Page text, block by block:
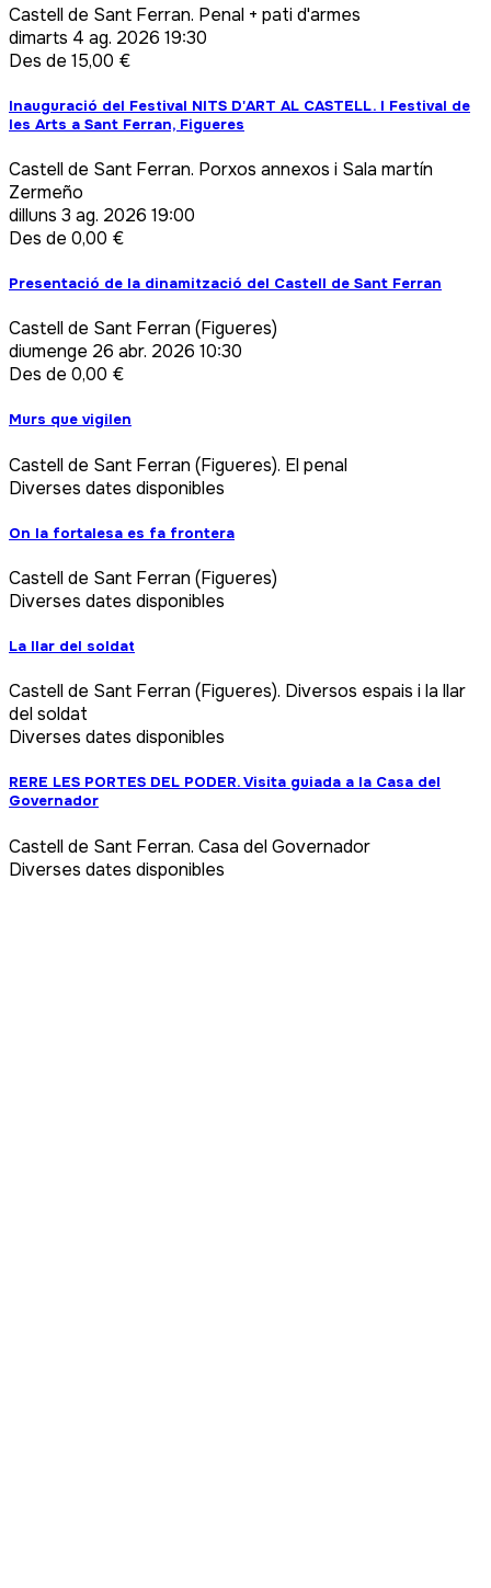
Castell de Sant Ferran. Penal + pati d'armes
dimarts 4 ag. 2026 19:30
Des de 15,00 €
Inauguració del Festival NITS D'ART AL CASTELL. I Festival de
les Arts a Sant Ferran, Figueres
Castell de Sant Ferran. Porxos annexos i Sala martín
Zermeño
dilluns 3 ag. 2026 19:00
Des de 0,00 €
Presentació de la dinamització del Castell de Sant Ferran
Castell de Sant Ferran (Figueres)
diumenge 26 abr. 2026 10:30
Des de 0,00 €
Murs que vigilen
Castell de Sant Ferran (Figueres). El penal
Diverses dates disponibles
On la fortalesa es fa frontera
Castell de Sant Ferran (Figueres)
Diverses dates disponibles
La llar del soldat
Castell de Sant Ferran (Figueres). Diversos espais i la llar
del soldat
Diverses dates disponibles
RERE LES PORTES DEL PODER. Visita guiada a la Casa del
Governador
Castell de Sant Ferran. Casa del Governador
Diverses dates disponibles